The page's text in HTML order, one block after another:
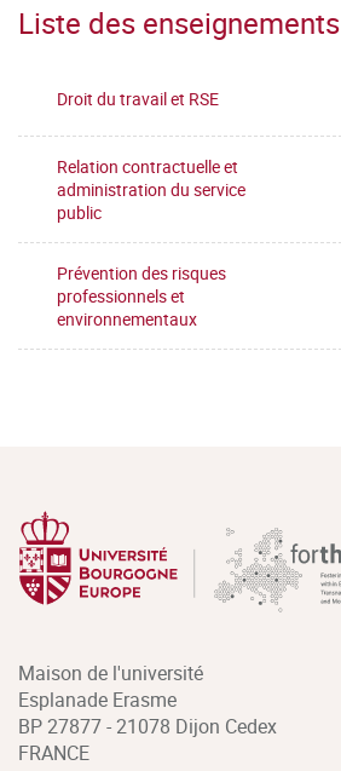
Liste des enseignements
Droit du travail et RSE
Relation contractuelle et
administration du service
public
Prévention des risques
professionnels et
environnementaux
Maison de l'université
Esplanade Erasme
BP 27877 - 21078 Dijon Cedex
FRANCE